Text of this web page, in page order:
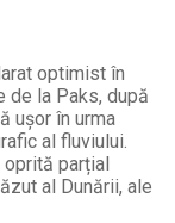
optimist în
de la Paks, după
ușor în urma
al fluviului.
oprită parțial
al Dunării, ale